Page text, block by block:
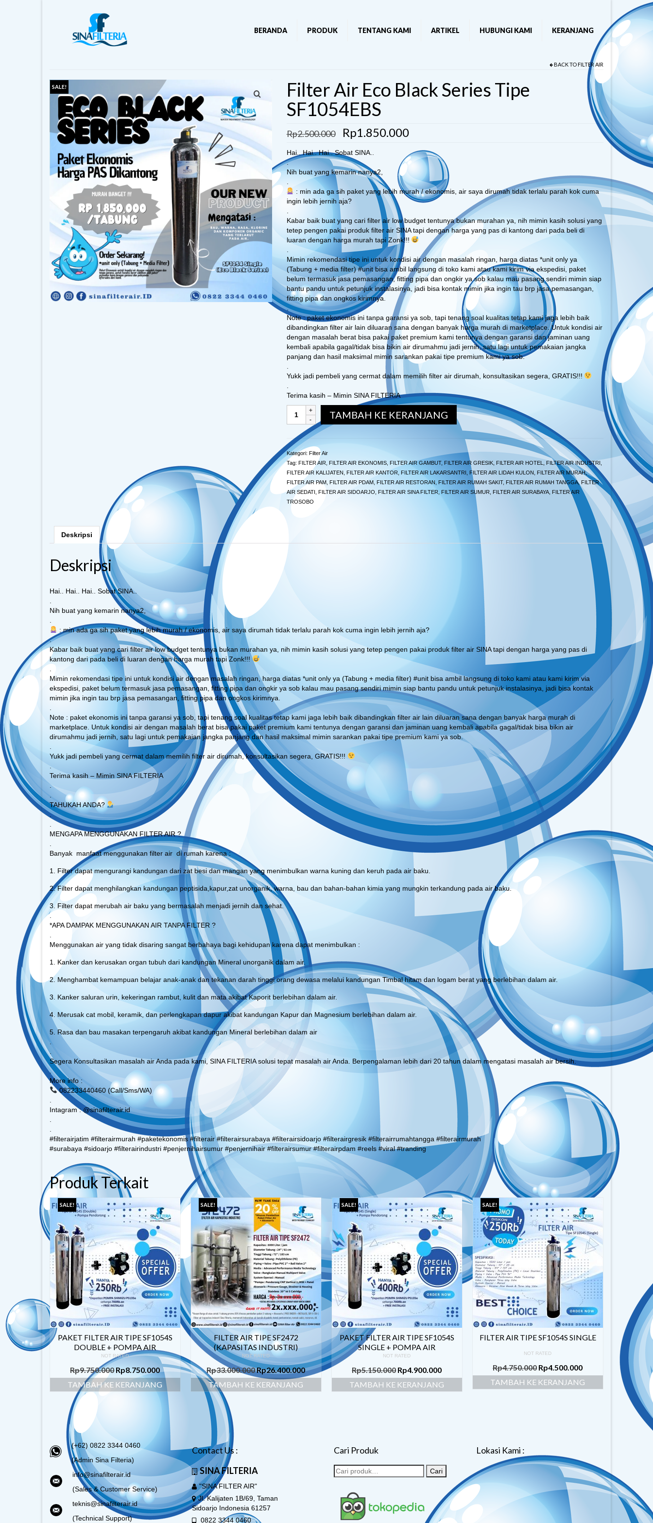
BERANDA PRODUK TENTANG KAMI ARTIKEL HUBUNGI KAMI KERANJANG
BACK TOFILTER AIR
SALE!
Filter Air Eco Black Series Tipe
SF1054EBS
Rp2.500.000 Rp1.850.000
Hai.. Hai.. Hai.. Sobat SINA..
.
Nih buat yang kemarin nanya2,
: min ada ga sih paket yang lebih murah / ekonomis, air saya dirumah tidak terlalu parah kok cuma
ingin lebih jernih aja?
Kabar baik buat yang cari filter air low budget tentunya bukan murahan ya, nih mimin kasih solusi yang
tetep pengen pakai produk filter air SINA tapi dengan harga yang pas di kantong dari pada beli di
luaran dengan harga murah tapi Zonk!!!
Mimin rekomendasi tipe ini untuk kondisi air dengan masalah ringan, harga diatas *unit only ya
(Tabung + media filter) #unit bisa ambil langsung di toko kami atau kami kirim via ekspedisi, paket
belum termasuk jasa pemasangan, fitting pipa dan ongkir ya sob kalau mau pasang sendiri mimin siap
bantu pandu untuk petunjuk instalasinya, jadi bisa kontak mimin jika ingin tau brp jasa pemasangan,
fitting pipa dan ongkos kirimnya.
.
Note : paket ekonomis ini tanpa garansi ya sob, tapi tenang soal kualitas tetap kami jaga lebih baik
dibandingkan filter air lain diluaran sana dengan banyak harga murah di marketplace. Untuk kondisi air
dengan masalah berat bisa pakai paket premium kami tentunya dengan garansi dan jaminan uang
kembali apabila gagal/tidak bisa bikin air dirumahmu jadi jernih, satu lagi untuk pemakaian jangka
panjang dan hasil maksimal mimin sarankan pakai tipe premium kami ya sob.
Yukk jadi pembeli yang cermat dalam memilih filter air dirumah, konsultasikan segera, GRATIS!!!
Terima kasih – Mimin SINA FILTERIA
TAMBAH KE KERANJANG
Kategori: Filter Air
Tag: FILTER AIR, FILTER AIR EKONOMIS, FILTER AIR GAMBUT, FILTER AIR GRESIK, FILTER AIR HOTEL FILTER AIR INDUSTRI
FILTER AIR KALIJATEN FILTER AIR KANTOR, FILTER AIR LAKARSANTRI FILTER AIR LIDAH KULON FILTER AIR MURAH,
FILTER AIR PAM, FILTER AIR PDAM, FILTER AIR RESTORAN FILTER AIR RUMAH SAKIT, FILTER AIR RUMAH TANGGA, FILTER
AIR SEDATI FILTER AIR SIDOARJO FILTER AIR SINA FILTER, FILTER AIR SUMUR FILTER AIR SURABAYA, FILTER AIR
TROSOBO
Deskripsi
Deskripsi
Hai.. Hai.. Hai.. Sobat SINA..
Nih buat yang kemarin nanya2,
: min ada ga sih paket yang lebih murah / ekonomis, air saya dirumah tidak terlalu parah kok cuma ingin lebih jernih aja?
.
Kabar baik buat yang cari filter air low budget tentunya bukan murahan ya, nih mimin kasih solusi yang tetep pengen pakai produk filter air SINA tapi dengan harga yang pas di
kantong dari pada beli di luaran dengan harga murah tapi Zonk!!!
Mimin rekomendasi tipe ini untuk kondisi air dengan masalah ringan, harga diatas *unit only ya (Tabung + media filter) #unit bisa ambil langsung di toko kami atau kami kirim via
ekspedisi, paket belum termasuk jasa pemasangan, fitting pipa dan ongkir ya sob kalau mau pasang sendiri mimin siap bantu pandu untuk petunjuk instalasinya, jadi bisa kontak
mimin jika ingin tau brp jasa pemasangan, fitting pipa dan ongkos kirimnya.
Note : paket ekonomis ini tanpa garansi ya sob, tapi tenang soal kualitas tetap kami jaga lebih baik dibandingkan filter air lain diluaran sana dengan banyak harga murah di
marketplace. Untuk kondisi air dengan masalah berat bisa pakai paket premium kami tentunya dengan garansi dan jaminan uang kembali apabila gagal/tidak bisa bikin air
dirumahmu jadi jernih, satu lagi untuk pemakaian jangka panjang dan hasil maksimal mimin sarankan pakai tipe premium kami ya sob.
Yukk jadi pembeli yang cermat dalam memilih filter air dirumah, konsultasikan segera, GRATIS!!!
.
Terima kasih – Mimin SINA FILTERIA
.
TAHUKAH ANDA?
.
MENGAPA MENGGUNAKAN FILTER AIR ?
Banyak manfaat menggunakan filter air di rumah karena :
1. Filter dapat mengurangi kandungan dari zat besi dan mangan yang menimbulkan warna kuning dan keruh pada air baku.
2. Filter dapat menghilangkan kandungan peptisida,kapur,zat unorganik, warna, bau dan bahan-bahan kimia yang mungkin terkandung pada air baku.
3. Filter dapat merubah air baku yang bermasalah menjadi jernih dan sehat.
.
*APA DAMPAK MENGGUNAKAN AIR TANPA FILTER ?
Menggunakan air yang tidak disaring sangat berbahaya bagi kehidupan karena dapat menimbulkan :
1. Kanker dan kerusakan organ tubuh dari kandungan Mineral unorganik dalam air.
2. Menghambat kemampuan belajar anak-anak dan tekanan darah tinggi orang dewasa melalui kandungan Timbal hitam dan logam berat yang berlebihan dalam air.
3. Kanker saluran urin, kekeringan rambut, kulit dan mata akibat Kaporit berlebihan dalam air.
4. Merusak cat mobil, keramik, dan perlengkapan dapur akibat kandungan Kapur dan Magnesium berlebihan dalam air.
5. Rasa dan bau masakan terpengaruh akibat kandungan Mineral berlebihan dalam air
.
.
Segera Konsultasikan masalah air Anda pada kami, SINA FILTERIA solusi tepat masalah air Anda. Berpengalaman lebih dari 20 tahun dalam mengatasi masalah air bersih.
.
More info :
082233440460 (Call/Sms/WA)
Intagram : @sinafilterair.id
#filterairjatim #filterairmurah #paketekonomis #filterair #filterairsurabaya #filterairsidoarjo #filterairgresik #filterairrumahtangga #filterairmurah
#surabaya #sidoarjo #filterairindustri #penjernihairsumur #penjernihair #filterairsumur #filterairpdam #reels #viral #tranding
Produk Terkait
SALE!
PAKET FILTER AIR TIPE SF1054S
DOUBLE + POMPA AIR
NOT RATED
Rp9.750.000Rp8.750.000
TAMBAH KE KERANJANG
SALE!
FILTER AIR TIPE SF2472
(KAPASITAS INDUSTRI)
NOT RATED
Rp33.000.000Rp26.400.000
TAMBAH KE KERANJANG
SALE!
PAKET FILTER AIR TIPE SF1054S
SINGLE + POMPA AIR
NOT RATED
Rp5.150.000 Rp4.900.000
TAMBAH KE KERANJANG
SALE!
FILTER AIR TIPE SF1054S SINGLE
NOT RATED
Rp4.750.000 Rp4.500.000
TAMBAH KE KERANJANG
(+62) 0822 3344 0460
(Admin Sina Filteria)
info@sinafilterair.id
(Sales & Customer Service)
teknis@sinafilterair.id
(Technical Support)
Contact Us :
SINA FILTERIA
"SINA FILTER AIR"
Jl. Kalijaten 1B/69, Taman
Sidoarjo Indonesia 61257
0822 3344 0460
Cari Produk
Cari
Lokasi Kami :